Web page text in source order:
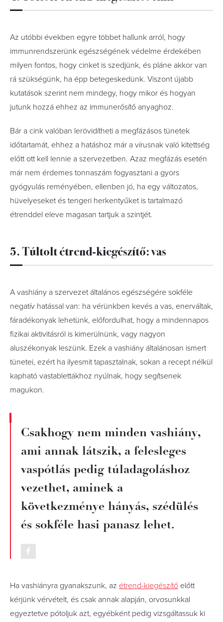
Az utóbbi években egyre többet hallunk arról, hogy
immunrendszerünk egészségének védelme érdekében
milyen fontos, hogy cinket is szedjünk, és pláne akkor van
rá szükségünk, ha épp betegeskedünk. Viszont újabb
kutatások szerint nem mindegy, hogy mikor és hogyan
jutunk hozzá ehhez az immunerősítő anyaghoz.
Bár a cink valóban lerövidítheti a megfázásos tünetek
időtartamát, ehhez a hatáshoz már a vírusnak való kitettség
előtt ott kell lennie a szervezetben. Azaz megfázás esetén
már nem érdemes tonnaszám fogyasztani a gyors
gyógyulás reményében, ellenben jó, ha egy változatos,
hüvelyeseket és tengeri herkentyűket is tartalmazó
étrenddel eleve magasan tartjuk a szintjét.
5. Túltolt étrend-kiegészítő: vas
A vashiány a szervezet általános egészségére sokféle
negatív hatással van: ha vérünkben kevés a vas, enerváltak,
fáradékonyak lehetünk, előfordulhat, hogy a mindennapos
fizikai aktivitásról is kimerülnünk, vagy nagyon
aluszékonyak leszünk. Ezek a vashiány általánosan ismert
tünetei, ezért ha ilyesmit tapasztalnak, sokan a recept nélkül
kapható vastablettákhoz nyúlnak, hogy segítsenek
magukon.
Csakhogy nem minden vashiány,
ami annak látszik, a felesleges
vaspótlás pedig túladagoláshoz
vezethet, aminek a
következménye hányás, szédülés
és sokféle hasi panasz lehet.
Ha vashiányra gyanakszunk, az étrend-kiegészítő előtt
kérjünk vérvételt, és csak annak alapján, orvosunkkal
egyeztetve pótoljuk azt, egyébként pedig vizsgáltassuk ki